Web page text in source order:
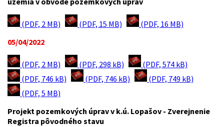
(PDF, 2 MB) (PDF, 15 MB)
(PDF, 16 MB)
05/04/2022
(PDF, 2 MB) (PDF, 298 kB)
(PDF, 574 kB)
(PDF, 746 kB)
(PDF, 746 kB)
(PDF, 749 kB)
(PDF, 5 MB)
Projekt pozemkových úprav v k.ú. Lopašov - Zverejnenie
Registra pôvodného stavu